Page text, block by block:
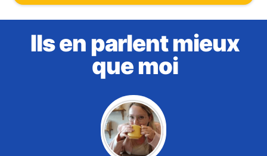
Ils en parlent mieux
que moi